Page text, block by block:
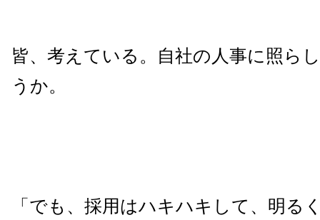
皆、考えている。自社の人事に照ら
うか。
「でも、採用はハキハキして、明る